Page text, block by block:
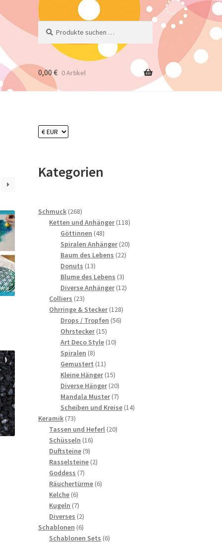
nach:
0,00 € 0 Artikel
Kategorien
Schmuck 268268
Produkte
Ketten und Anhänger 118118
Göttinnen 4848
Produkte
Spiralen Anhänger 2020
Baum des Lebens 2222
Donuts 1313
Produkte
Blume des Lebens 33
Produkte
Diverse Anhänger 1212
Colliers 2323
Produkte
Ohrringe & Stecker 128128
Drops / Tropfen 5656
Ohrstecker 1515
Produkte
Art Deco Style 1010
Spiralen 88
Produkte
Gemustert 1111
Produkte
Kleine Hänger 1515
Produkte
Diverse Hänger 2020
Produkte
Mandala Muster 77
Produkte
Scheiben und Kreise 1414
Keramik 7373
Produkte
Tassen und Heferl 2020
Schüsseln 1616
Duftsteine 99
Produkte
Rasselsteine 22
Goddess 77
Produkte
Räuchertürme 66
Kelche 66
Produkte
Kugeln 77
Produkte
Diverses 22
Produkte
Schablonen 66
Produkte
Schablonen Sets 66